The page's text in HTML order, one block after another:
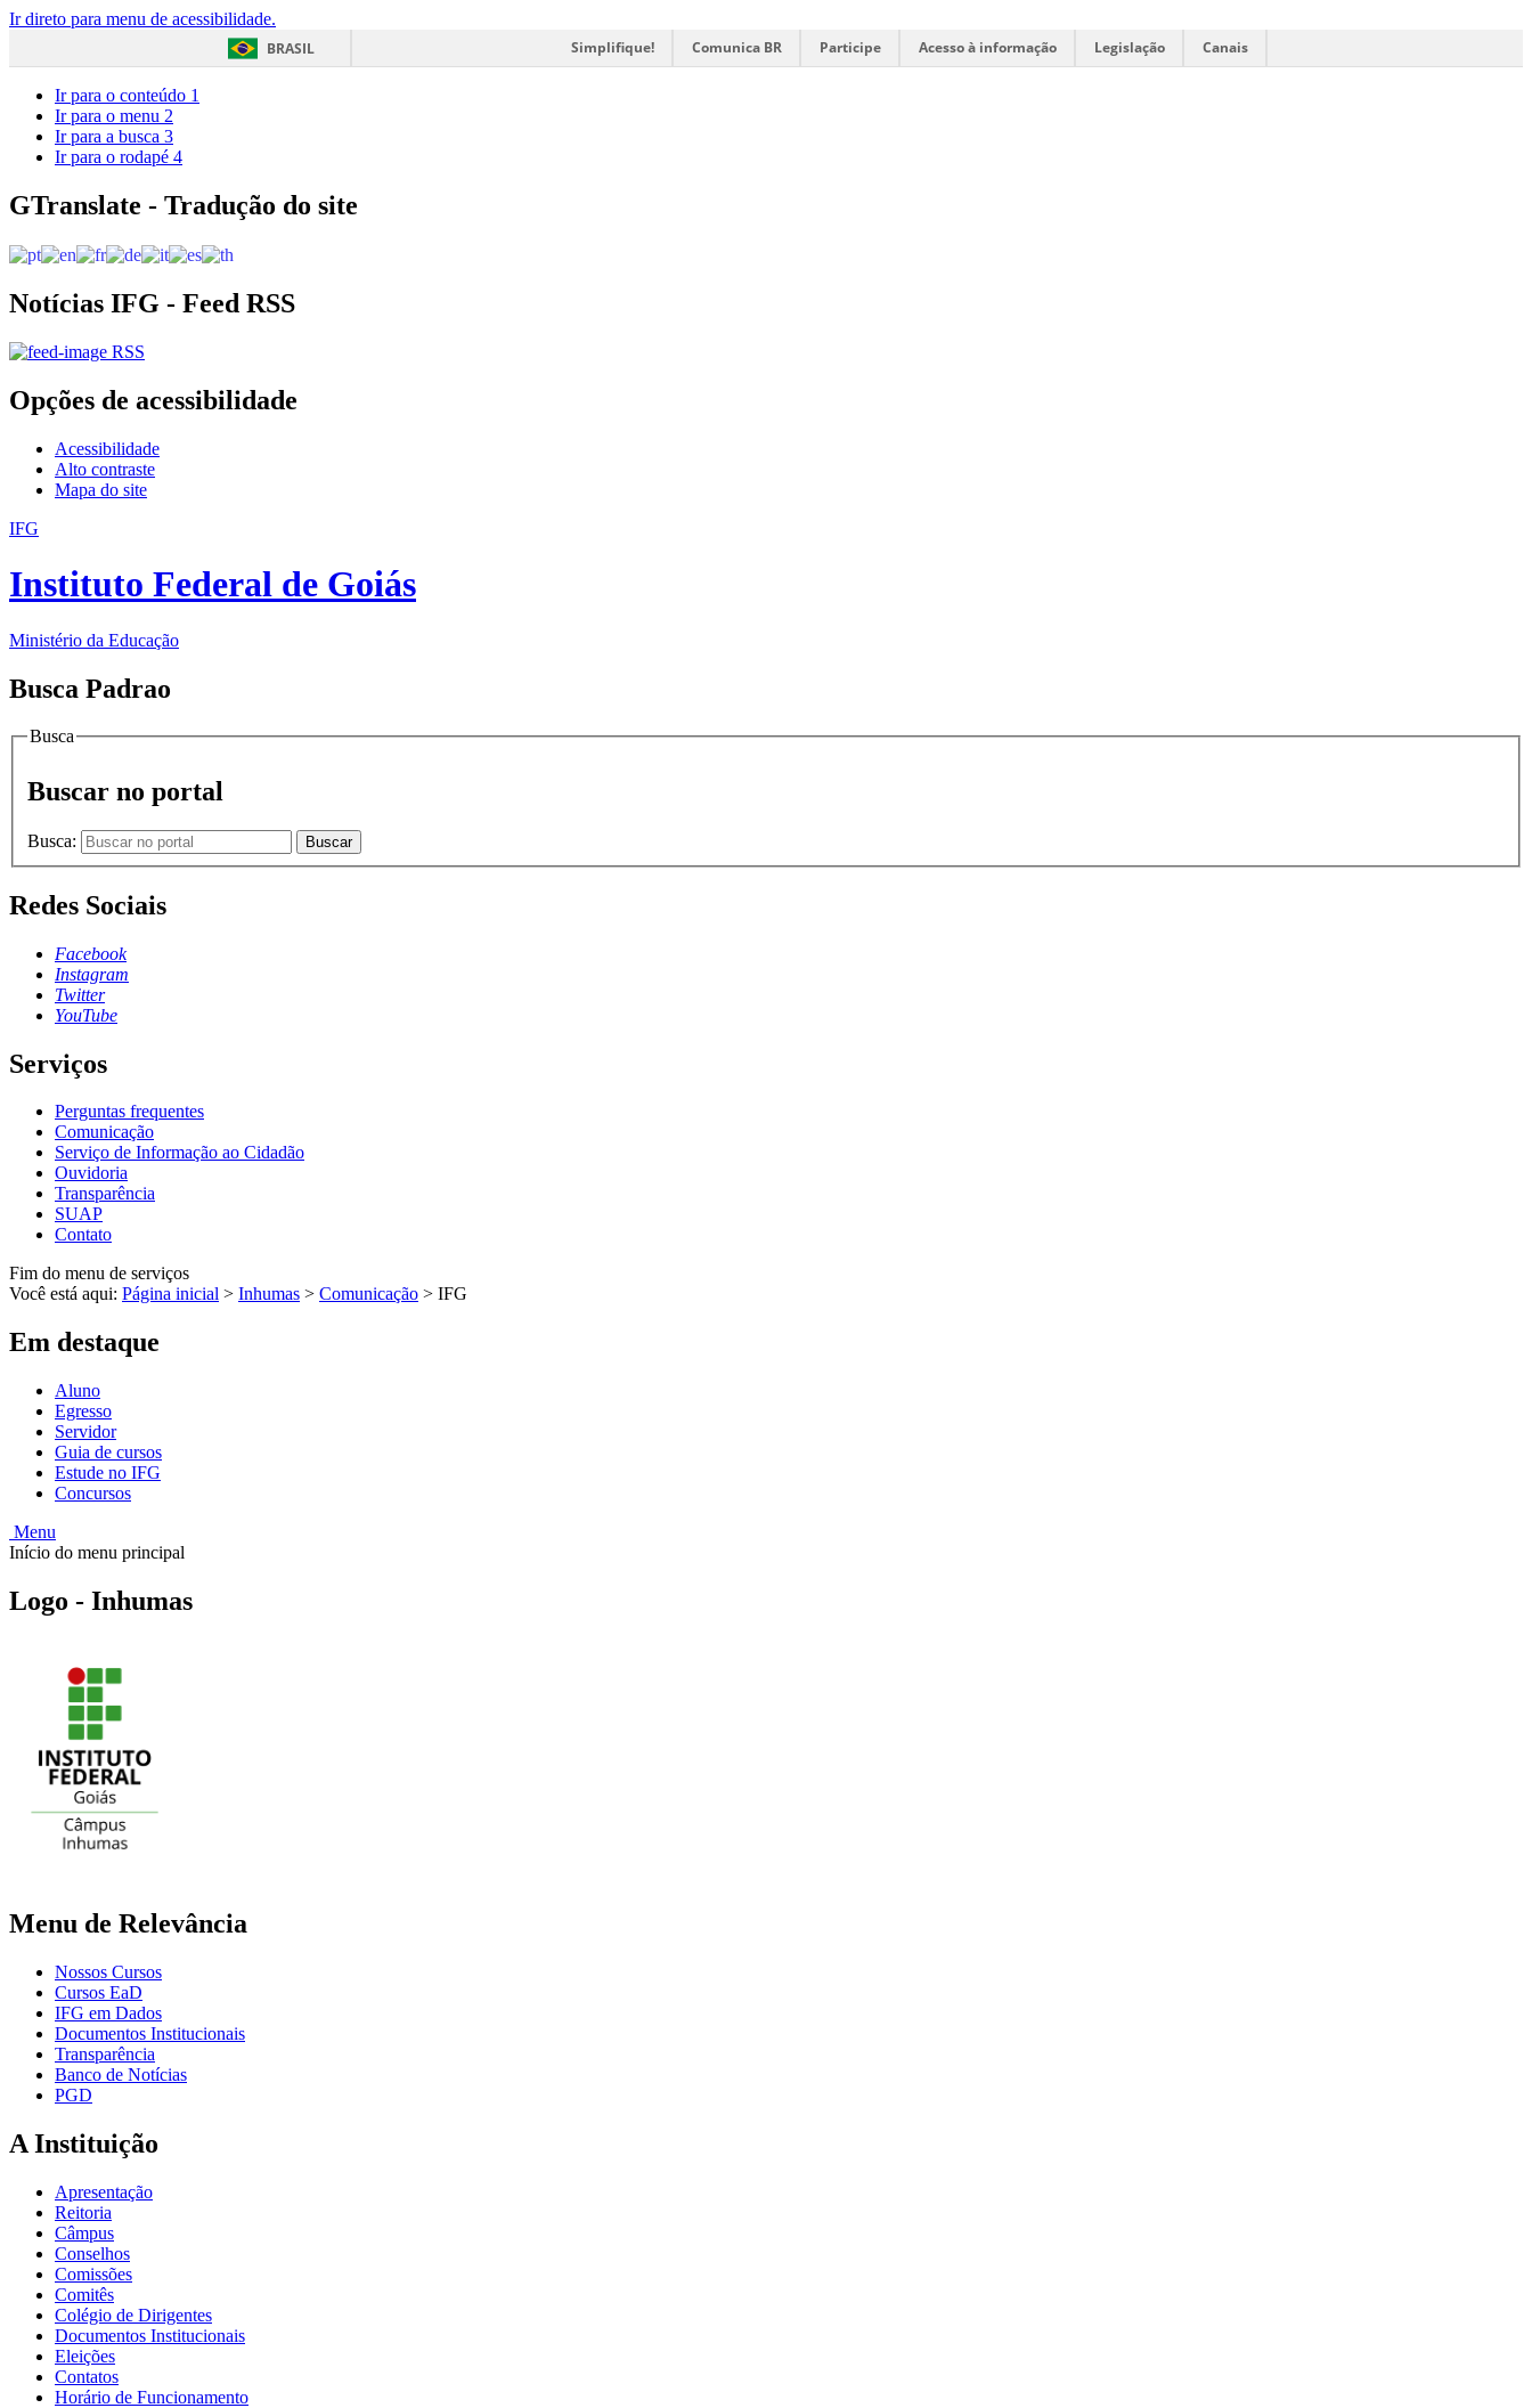
Ir direto para menu de acessibilidade.
BRASIL
Simplifique! Comunica BR Participe Acesso à informação Legislação Canais
Ir para o conteúdo 1
Ir para o menu 2
Ir para a busca 3
Ir para o rodapé 4
GTranslate - Tradução do site
Notícias IFG - Feed RSS
RSS
Opções de acessibilidade
Acessibilidade
Alto contraste
Mapa do site
IFG
Instituto Federal de Goiás
Ministério da Educação
Busca Padrao
Busca
Buscar no portal
Busca: Buscar
Redes Sociais
Facebook
Instagram
Twitter
YouTube
Serviços
Perguntas frequentes
Comunicação
Serviço de Informação ao Cidadão
Ouvidoria
Transparência
SUAP
Contato
Fim do menu de serviços
Você está aqui: Página inicial > Inhumas > Comunicação > IFG
Em destaque
Aluno
Egresso
Servidor
Guia de cursos
Estude no IFG
Concursos
Menu
Início do menu principal
Logo - Inhumas
Menu de Relevância
Nossos Cursos
Cursos EaD
IFG em Dados
Documentos Institucionais
Transparência
Banco de Notícias
PGD
A Instituição
Apresentação
Reitoria
Câmpus
Conselhos
Comissões
Comitês
Colégio de Dirigentes
Documentos Institucionais
Eleições
Contatos
Horário de Funcionamento